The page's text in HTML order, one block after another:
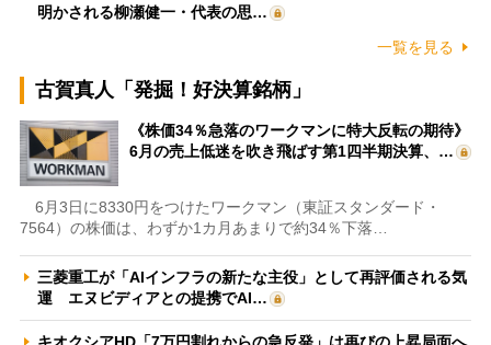
明かされる柳瀬健一・代表の思…
一覧を見る
古賀真人「発掘！好決算銘柄」
《株価34％急落のワークマンに特大反転の期待》
6月の売上低迷を吹き飛ばす第1四半期決算、…
6月3日に8330円をつけたワークマン（東証スタンダード・
7564）の株価は、わずか1カ月あまりで約34％下落…
三菱重工が「AIインフラの新たな主役」として再評価される気
運 エヌビディアとの提携でAI…
キオクシアHD「7万円割れからの急反発」は再びの上昇局面へ